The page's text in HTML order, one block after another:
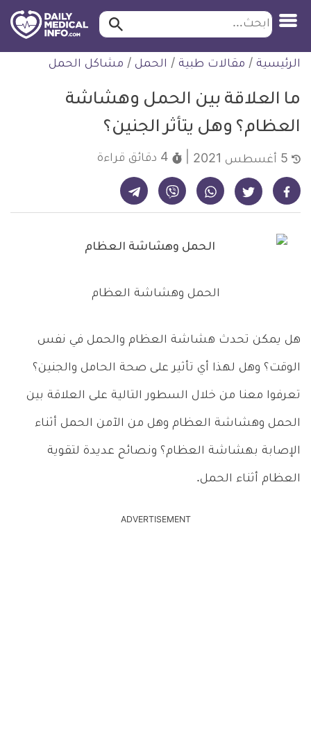
التخطي
للمحتوى
طبية
ابحث ابحث…
الرئيسية / مقالات طبية / الحمل / مشاكل الحمل
ما العلاقة بين الحمل وهشاشة
العظام؟ وهل يتأثر الجنين؟
4 دقائق قراءة
شارك على فيسبوك - ديلي ميديكال انفو شارك على تويتر - ديلي ميديكال انفو شارك على واتساب - ديلي ميديكال انفو شارك على فايبر - ديلي ميديكال انفو شارك على تيليجرام - ديلي ميديكال انفو
الحمل وهشاشة العظام
هل يمكن تحدث هشاشة العظام والحمل في نفس
الوقت؟ وهل لهذا أي تأثير على صحة الحامل والجنين؟
تعرفوا معنا من خلال السطور التالية على العلاقة بين
الحمل وهشاشة العظام وهل من الآمن الحمل أثناء
الإصابة بهشاشة العظام؟ ونصائح عديدة لتقوية
العظام أثناء الحمل.
ADVERTISEMENT